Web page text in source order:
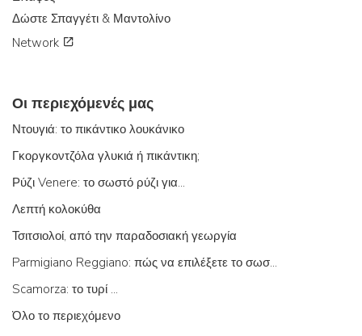
Δώστε Σπαγγέτι & Μαντολίνο
Network
Οι περιεχόμενές μας
Ντουγιά: το πικάντικο λουκάνικο
Γκοργκοντζόλα γλυκιά ή πικάντικη;
Ρύζι Venere: το σωστό ρύζι για...
Λεπτή κολοκύθα
Τσιτσιολοί, από την παραδοσιακή γεωργία
Parmigiano Reggiano: πώς να επιλέξετε το σωστό
Scamorza: το τυρί ...
Όλο το περιεχόμενο